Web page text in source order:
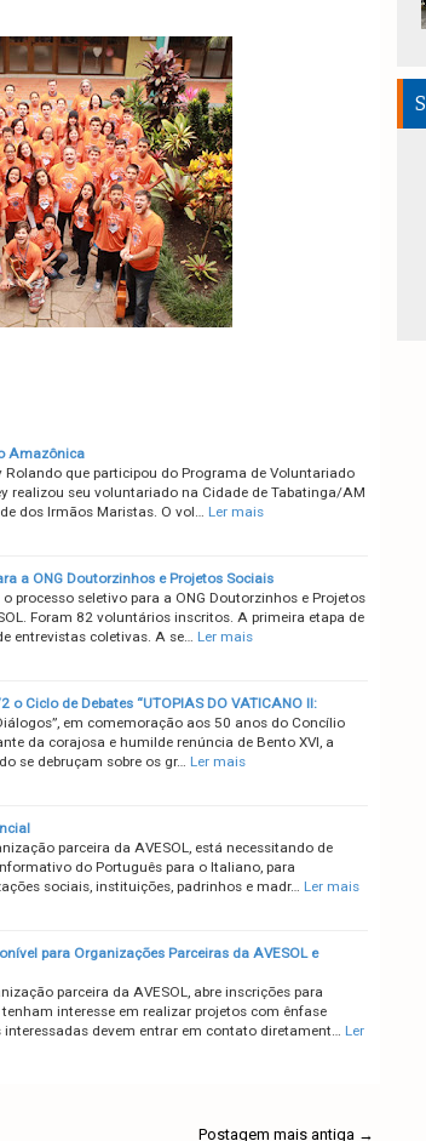
Amazônica
que participou do Programa de Voluntariado
realizou seu voluntariado na Cidade de Tabatinga/AM
dos Irmãos Maristas. O vol…
Ler mais
a ONG Doutorzinhos e Projetos Sociais
processo seletivo para a ONG Doutorzinhos e Projetos
Foram 82 voluntários inscritos. A primeira etapa de
entrevistas coletivas. A se…
Ler mais
Ciclo de Debates “UTOPIAS DO VATICANO II:
em comemoração aos 50 anos do Concílio
da corajosa e humilde renúncia de Bento XVI, a
se debruçam sobre os gr…
Ler mais
parceira da AVESOL, está necessitando de
do Português para o Italiano, para
sociais, instituições, padrinhos e madr…
Ler mais
para Organizações Parceiras da AVESOL e
parceira da AVESOL, abre inscrições para
interesse em realizar projetos com ênfase
devem entrar em contato diretament…
Ler
Postagem mais antiga →